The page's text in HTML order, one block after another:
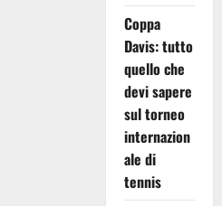
Coppa
Davis: tutto
quello che
devi sapere
sul torneo
internazion
ale di
tennis